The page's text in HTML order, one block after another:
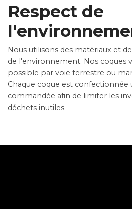
Respect de
Nous utilisons des matériaux et
de l'environnement. Nos coques
possible par voie terrestre ou
Chaque coque est confectionnée
commandée afin de limiter les
déchets inutiles.